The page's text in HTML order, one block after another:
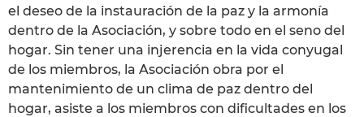
el deseo de la instauración de la paz y la armonía
dentro de la Asociación, y sobre todo en el seno del
hogar. Sin tener una injerencia en la vida conyugal
de los miembros, la Asociación obra por el
mantenimiento de un clima de paz dentro del
hogar, asiste a los miembros con dificultades en los